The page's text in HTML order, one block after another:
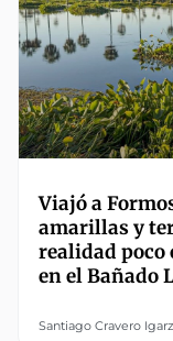
Viajó a
amarillas y
realidad poco
en el Bañado
Santiago Cravero